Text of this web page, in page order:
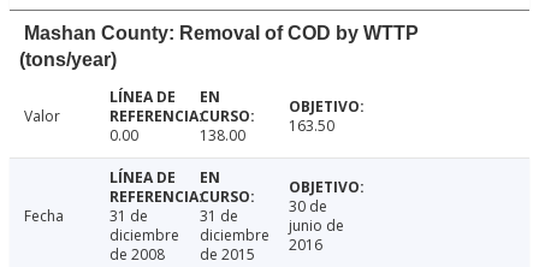
Mashan County: Removal of COD by WTTP
(tons/year)
Valor
0.00
138.00 163.50
Fecha
31 de
diciembre
de 2008
31 de
diciembre
de 2015
30 de
junio de
2016